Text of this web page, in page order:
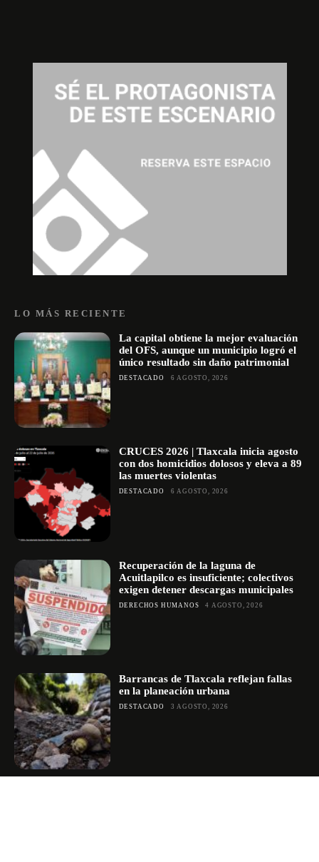
LO MÁS RECIENTE
La capital obtiene la mejor evaluación
del OFS, aunque un municipio logró el
único resultado sin daño patrimonial
DESTACADO 6 AGOSTO, 2026
CRUCES 2026 | Tlaxcala inicia agosto
con dos homicidios dolosos y eleva a 89
las muertes violentas
DESTACADO 6 AGOSTO, 2026
Recuperación de la laguna de
Acuitlapilco es insuficiente; colectivos
exigen detener descargas municipales
DERECHOS HUMANOS 4 AGOSTO, 2026
Barrancas de Tlaxcala reflejan fallas
en la planeación urbana
DESTACADO 3 AGOSTO, 2026